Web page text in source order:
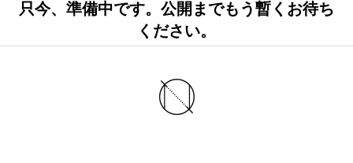
只今、準備中です。公開までもう暫くお待ち
ください。